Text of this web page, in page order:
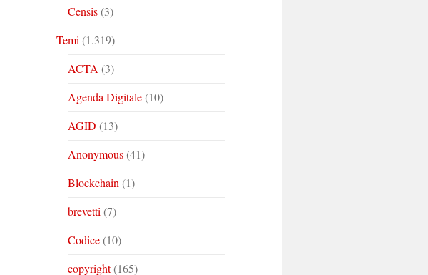
Censis(3)
Temi (1.319)
ACTA (3)
Agenda Digitale(10)
AGID (13)
Anonymous(41)
Blockchain (1)
brevetti (7)
Codice(10)
copyright(165)